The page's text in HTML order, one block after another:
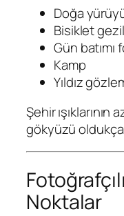
Doğa
Bisiklet
Gün batımı
Kamp
Yıldız
Şehir
gökyüzü
Noktalar